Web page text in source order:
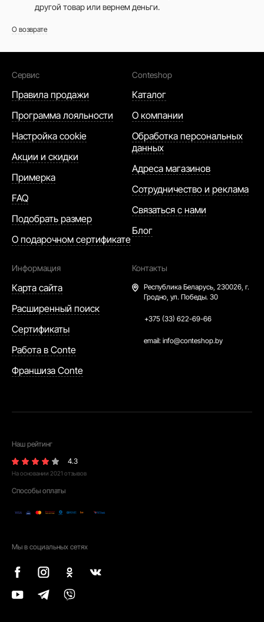
другой товар или вернем деньги.
О возврате
Сервис
Правила продажи
Программа лояльности
Настройка cookie
Акции и скидки
Примерка
FAQ
Подобрать размер
О подарочном сертификате
Conteshop
Каталог
О компании
Обработка персональных
данных
Адреса магазинов
Сотрудничество и реклама
Связаться с нами
Блог
Информация
Карта сайта
Расширенный поиск
Сертификаты
Работа в Conte
Франшиза Conte
Контакты
Республика Беларусь, 230026, г.
Гродно, ул. Победы. 30
+375 (33) 622-69-66
email: info@conteshop.by
Наш рейтинг
4.3
На основании 2021 отзывов
Способы оплаты
Мы в социальных сетях